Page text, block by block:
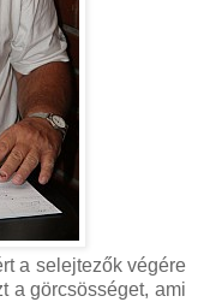
a selejtezők végére
a görcsösséget, ami